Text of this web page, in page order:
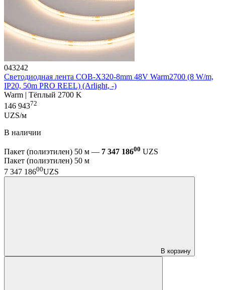
043242
Светодиодная лента COB-X320-8mm 48V Warm2700 (8 W/m,
IP20, 50m PRO REEL) (Arlight, -)
Warm | Тёплый 2700 K
146 94372
UZS/м
В наличии
Пакет (полиэтилен) 50 м — 7 347 18600 UZS
Пакет (полиэтилен) 50 м
7 347 18600UZS
В корзину